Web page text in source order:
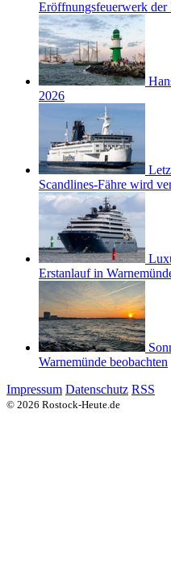
Eröffnungsfeuerwerk
2026
Scandlines-Fähre wird
Erstanlauf in
Warnemünde beobachten
Impressum Datenschutz RSS
© 2026 Rostock-Heute.de